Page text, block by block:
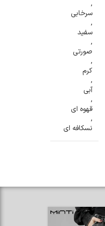
,
سرخابی
,
سفید
,
صورتی
,
کرم
,
آبی
,
قهوه ای
,
نسکافه ای